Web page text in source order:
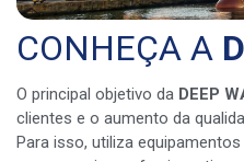
CONHEÇA A
O principal objetivo da DEEP
clientes e o aumento da
Para isso, utiliza